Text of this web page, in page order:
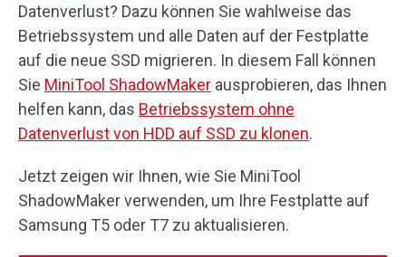
Datenverlust? Dazu können Sie wahlweise das
Betriebssystem und alle Daten auf der Festplatte
auf die neue SSD migrieren. In diesem Fall können
Sie MiniTool ShadowMaker ausprobieren, das Ihnen
helfen kann, das Betriebssystem ohne
Datenverlust von HDD auf SSD zu klonen.
Jetzt zeigen wir Ihnen, wie Sie MiniTool
ShadowMaker verwenden, um Ihre Festplatte auf
Samsung T5 oder T7 zu aktualisieren.